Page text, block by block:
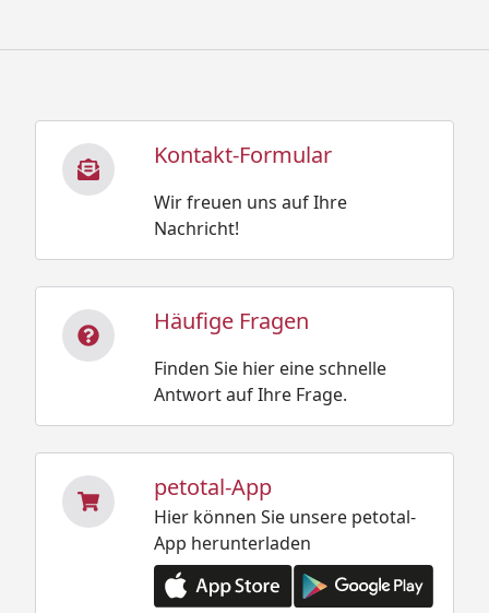
Kontakt-Formular
Wir freuen uns auf Ihre
Nachricht!
Häufige Fragen
Finden Sie hier eine schnelle
Antwort auf Ihre Frage.
petotal-App
Hier können Sie unsere petotal-
App herunterladen